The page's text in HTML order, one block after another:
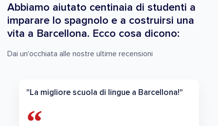
Abbiamo aiutato centinaia di studenti a
imparare lo spagnolo e a costruirsi una
vita a Barcellona. Ecco cosa dicono:
Dai un'occhiata alle nostre ultime recensioni
"La migliore scuola di lingue a Barcellona!"